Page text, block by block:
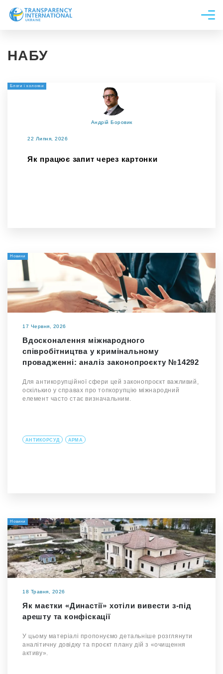
Новини
Напрями роботи
НАБУ
Блоги і колонки
Андрій Боровик
22 Липня, 2026
Як працює запит через картонки
Новини
17 Червня, 2026
Вдосконалення міжнародного
співробітництва у кримінальному
провадженні: аналіз законопроєкту №14292
Для антикорупційної сфери цей законопроєкт важливий,
оскількио у справах про топкорупцію міжнародний
елемент часто стає визначальним.
АНТИКОРСУД АРМА
Новини
18 Травня, 2026
Як маєтки «Династії» хотіли вивести з-під
арешту та конфіскації
У цьому матеріалі пропонуємо детальніше розглянути
аналітичну довідку та проєкт плану дій з «очищення
активу».